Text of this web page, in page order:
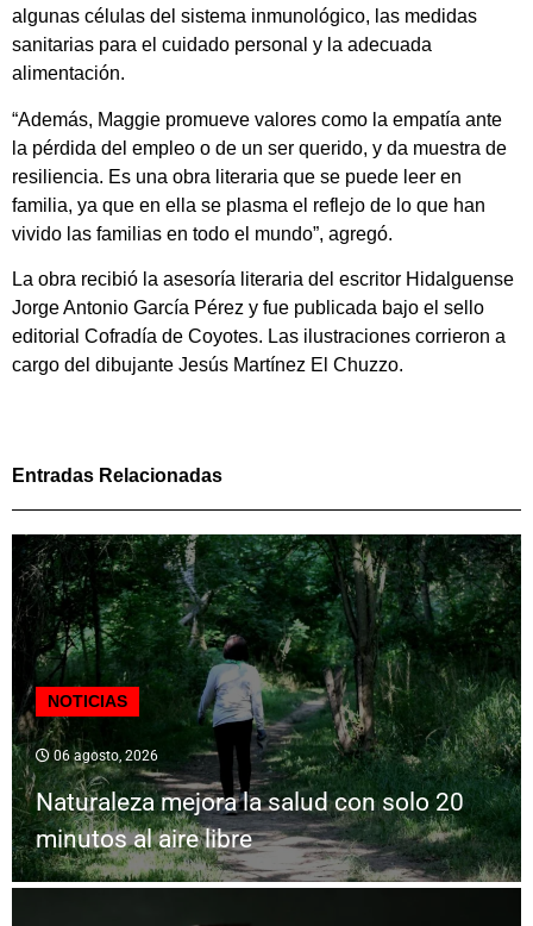
algunas células del sistema inmunológico, las medidas
sanitarias para el cuidado personal y la adecuada
alimentación.
“Además, Maggie promueve valores como la empatía ante
la pérdida del empleo o de un ser querido, y da muestra de
resiliencia. Es una obra literaria que se puede leer en
familia, ya que en ella se plasma el reflejo de lo que han
vivido las familias en todo el mundo”, agregó.
La obra recibió la asesoría literaria del escritor Hidalguense
Jorge Antonio García Pérez y fue publicada bajo el sello
editorial Cofradía de Coyotes. Las ilustraciones corrieron a
cargo del dibujante Jesús Martínez El Chuzzo.
Entradas Relacionadas
NOTICIAS
06 agosto, 2026
Naturaleza mejora la salud con solo 20
minutos al aire libre